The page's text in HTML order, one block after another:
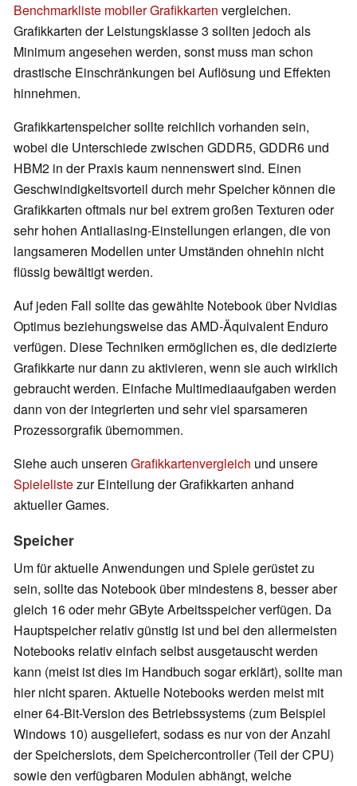
Benchmarkliste mobiler Grafikkarten vergleichen.
Grafikkarten der Leistungsklasse 3 sollten jedoch als
Minimum angesehen werden, sonst muss man schon
drastische Einschränkungen bei Auflösung und Effekten
hinnehmen.
Grafikkartenspeicher sollte reichlich vorhanden sein,
wobei die Unterschiede zwischen GDDR5, GDDR6 und
HBM2 in der Praxis kaum nennenswert sind. Einen
Geschwindigkeitsvorteil durch mehr Speicher können die
Grafikkarten oftmals nur bei extrem großen Texturen oder
sehr hohen Antialiasing-Einstellungen erlangen, die von
langsameren Modellen unter Umständen ohnehin nicht
flüssig bewältigt werden.
Auf jeden Fall sollte das gewählte Notebook über Nvidias
Optimus beziehungsweise das AMD-Äquivalent Enduro
verfügen. Diese Techniken ermöglichen es, die dedizierte
Grafikkarte nur dann zu aktivieren, wenn sie auch wirklich
gebraucht werden. Einfache Multimediaaufgaben werden
dann von der integrierten und sehr viel sparsameren
Prozessorgrafik übernommen.
Siehe auch unseren Grafikkartenvergleich und unsere
Spielelistezur Einteilung der Grafikkarten anhand
aktueller Games.
Speicher
Um für aktuelle Anwendungen und Spiele gerüstet zu
sein, sollte das Notebook über mindestens 8, besser aber
gleich 16 oder mehr GByte Arbeitsspeicher verfügen. Da
Hauptspeicher relativ günstig ist und bei den allermeisten
Notebooks relativ einfach selbst ausgetauscht werden
kann (meist ist dies im Handbuch sogar erklärt), sollte man
hier nicht sparen. Aktuelle Notebooks werden meist mit
einer 64-Bit-Version des Betriebssystems (zum Beispiel
Windows 10) ausgeliefert, sodass es nur von der Anzahl
der Speicherslots, dem Speichercontroller (Teil der CPU)
sowie den verfügbaren Modulen abhängt, welche